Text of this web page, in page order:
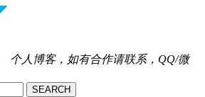
个人博客，如有合作请联系，QQ/微
SEARCH